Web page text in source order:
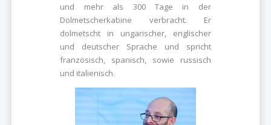
und mehr als 300 Tage in der
Dolmetscherkabine verbracht. Er
dolmetscht in ungarischer, englischer
und deutscher Sprache und spricht
französisch, spanisch, sowie russisch
und italienisch.